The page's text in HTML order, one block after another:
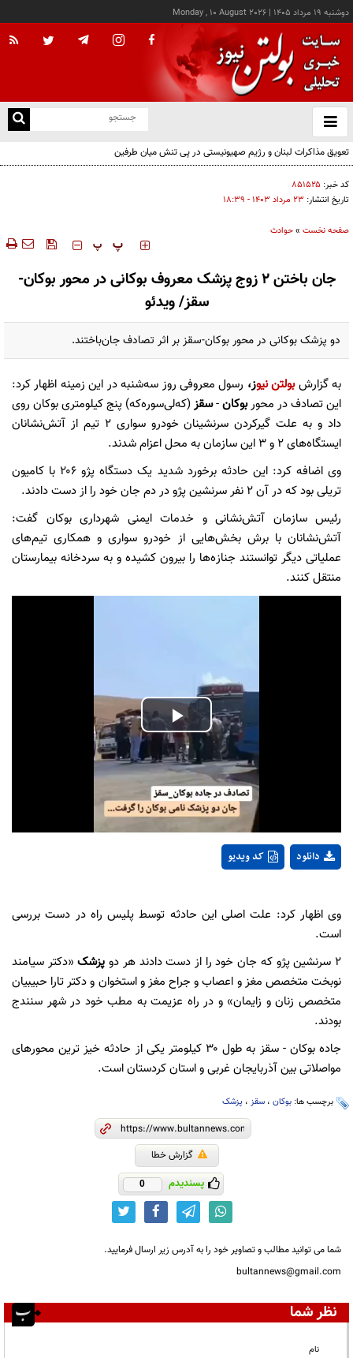
دوشنبه ۱۹ مرداد ۱۴۰۵ |
Monday , 10 August 2026
باز
و
تعویق مذاکرات لبنان و رژیم صهیونیستی در پی تنش میان طرفین
کد خبر: ۸۵۱۵۲۵
تاریخ انتشار: ۲۳ مرداد ۱۴۰۳ - ۱۸:۳۹
صفحه نخست »حوادث
‍‍‍ پ پ
جان باختن ۲ زوج پزشک معروف بوکانی در محور بوکان-
سقز/ ویدئو
دو پزشک بوکانی در محور بوکان-سقز بر اثر تصادف جان‌باختند.
به گزارشبولتن نیوز، رسول معروفی روز سه‌شنبه در این زمینه اظهار کرد:
این تصادف در محوربوکان-سقز(که‌لی‌سوره‌که) پنج کیلومتری بوکان روی
داد و به علت گیرکردن سرنشینان خودرو سواری ۲ تیم از آتش‌نشانان
ایستگاه‌های ۲ و ۳ این سازمان به محل اعزام شدند.
وی اضافه کرد: این حادثه برخورد شدید یک دستگاه پژو ۲۰۶ با کامیون
تریلی بود که در آن ۲ نفر سرنشین پژو در دم جان خود را از دست دادند.
رئیس سازمان آتش‌نشانی و خدمات ایمنی شهرداری بوکان گفت:
آتش‌نشانان با برش بخش‌هایی از خودرو سواری و همکاری تیم‌های
عملیاتی دیگر توانستند جنازەها را بیرون کشیده و به سردخانە بیمارستان
منتقل کنند.
Play
Video
کد ویدیو دانلود
وی اظهار کرد: علت اصلی این حادثه توسط پلیس راه در دست بررسی
است.
۲ سرنشین پژو که جان خود را از دست دادند هر دو
پزشک «دکتر سیامند
نوبخت متخصص مغز و اعصاب و جراح مغز و استخوان و دکتر تارا حبیبیان
متخصص زنان و زایمان» و در راه عزیمت به مطب خود در شهر سنندج
بودند.
جاده بوکان - سقز به طول ۳۰ کیلومتر یکی از حادثه خیز ترین محورهای
مواصلاتی بین آذربایجان غربی و استان کردستان است.
برچسب ها: بوکان ، سقز ، پزشک
گزارش خطا
پسندیدم 0
شما می توانید مطالب و تصاویر خود را به آدرس زیر ارسال فرمایید.
bultannews@gmail.com
نظر شما
نام